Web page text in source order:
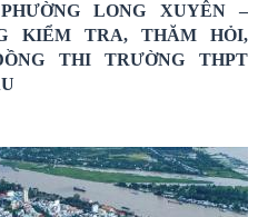
LONG XUYÊN –
KIỂM TRA, THĂM HỎI,
THI TRƯỜNG THPT